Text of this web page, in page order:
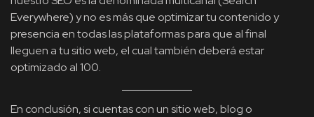
Everywhere) y no es más que optimizar tu contenido y
presencia en todas las plataformas para que al final
lleguen a tu sitio web, el cual también deberá estar
optimizado al 100.
En conclusión, si cuentas con un sitio web, blog o